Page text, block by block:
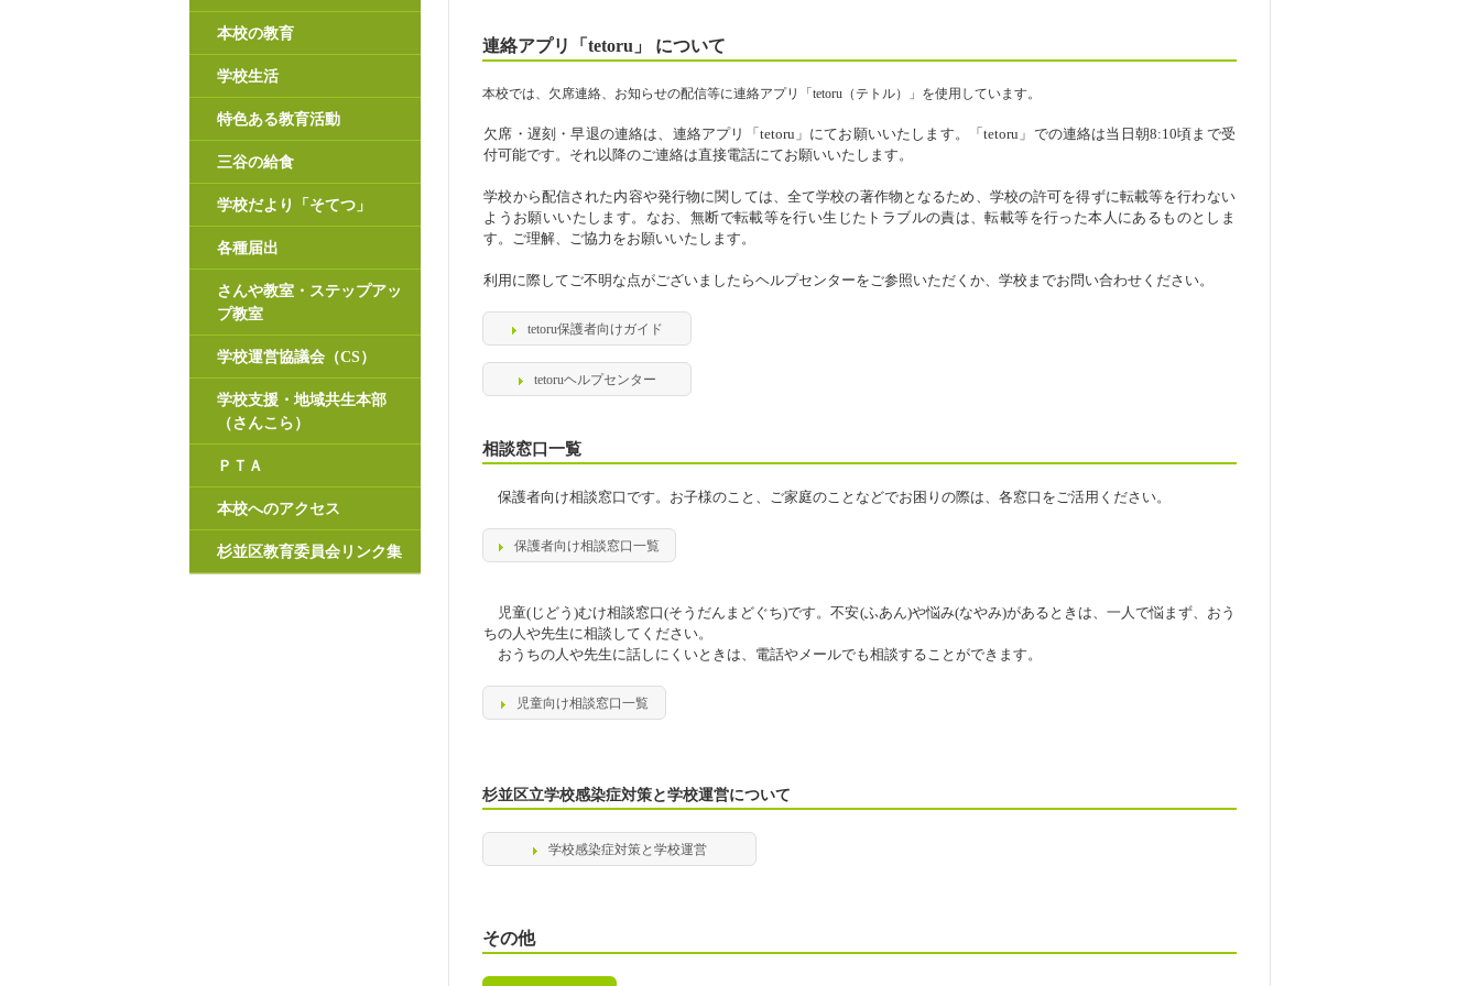
連絡アプリ「tetoru」 について
本校では、欠席連絡、お知らせの配信等に連絡アプリ「tetoru（テトル）」を使用しています。
欠席・遅刻・早退の連絡は、連絡アプリ「tetoru」にてお願いいたします。「tetoru」での連絡は当日朝8:10頃まで受
付可能です。それ以降のご連絡は直接電話にてお願いいたします。
学校から配信された内容や発行物に関しては、全て学校の著作物となるため、学校の許可を得ずに転載等を行わない
ようお願いいたします。なお、無断で転載等を行い生じたトラブルの責は、転載等を行った本人にあるものとしま
す。ご理解、ご協力をお願いいたします。
利用に際してご不明な点がございましたらヘルプセンターをご参照いただくか、学校までお問い合わせください。
tetoru保護者向けガイド
tetoruヘルプセンター
相談窓口一覧
保護者向け相談窓口です。お子様のこと、ご家庭のことなどでお困りの際は、各窓口をご活用ください。
保護者向け相談窓口一覧
児童(じどう)むけ相談窓口(そうだんまどぐち)です。不安(ふあん)や悩み(なやみ)があるときは、一人で悩まず、おう
ちの人や先生に相談してください。
おうちの人や先生に話しにくいときは、電話やメールでも相談することができます。
児童向け相談窓口一覧
杉並区立学校感染症対策と学校運営について
学校感染症対策と学校運営
その他
本校の教育
学校生活
特色ある教育活動
三谷の給食
学校だより「そてつ」
各種届出
さんや教室・ステップアッ
プ教室
学校運営協議会（CS）
学校支援・地域共生本部
（さんこら）
ＰＴＡ
本校へのアクセス
杉並区教育委員会リンク集